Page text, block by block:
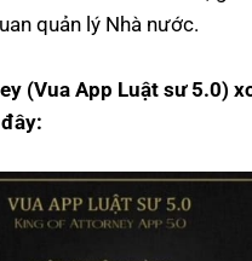
quản lý Nhà nước.
(Vua App Luật sư 5.0)